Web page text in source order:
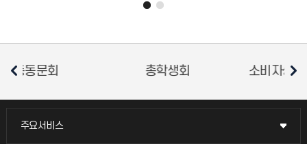
소비자생활협동조합
주요서비스
주요서비스